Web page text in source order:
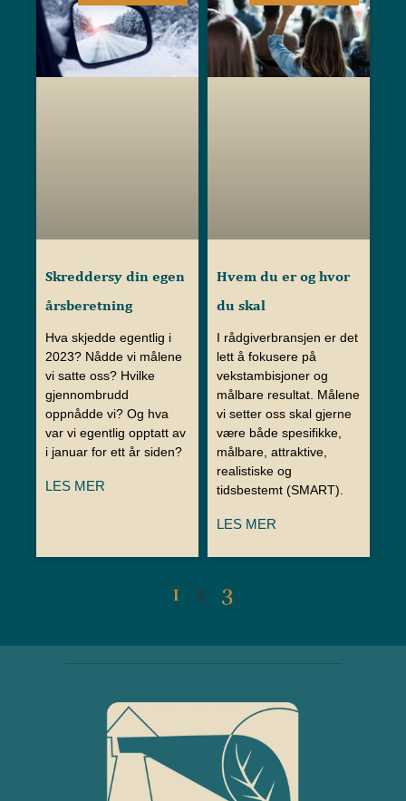
Skreddersy din egen
årsberetning
Hva skjedde egentlig i
2023? Nådde vi målene
vi satte oss? Hvilke
gjennombrudd
oppnådde vi? Og hva
var vi egentlig opptatt av
i januar for ett år siden?
LES MER
Hvem du er og hvor
du skal
I rådgiverbransjen er det
lett å fokusere på
vekstambisjoner og
målbare resultat. Målene
vi setter oss skal gjerne
være både spesifikke,
målbare, attraktive,
realistiske og
tidsbestemt (SMART).
LES MER
1 2 3